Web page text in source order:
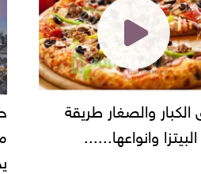
حجم استثمارات يصل لـ 94